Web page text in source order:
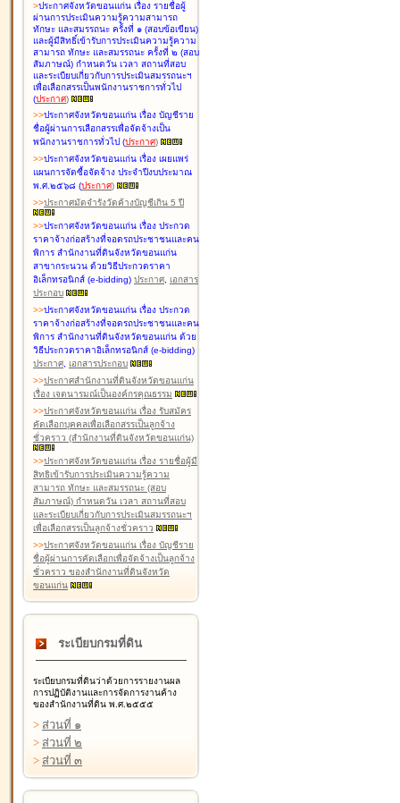
>ประกาศจังหวัดขอนแก่น เรื่อง รายชื่อผู้
ผ่านการประเมินความรู้ความสามารถ
ทักษะ และสมรรถนะ ครั้งที่ ๑ (สอบข้อเขียน)
และผู้มีสิทธิ์เข้ารับการประเมินความรู้ความ
สามารถ ทักษะ และสมรรถนะ ครั้งที่ ๒ (สอบ
สัมภาษณ์) กำหนดวัน เวลา สถานที่สอบ
และระเบียบเกี่ยวกับการประเมินสมรรถนะฯ
เพื่อเลือกสรรเป็นพนักงานราชการทั่วไป
(ประกาศ)
>>ประกาศจังหวัดขอนแก่น เรื่อง บัญชีราย
ชื่อผู้ผ่านการเลือกสรรเพื่อจัดจ้างเป็น
พนักงานราชการทั่วไป (ประกาศ)
>>ประกาศจังหวัดขอนแก่น เรื่อง เผยแพร่
แผนการจัดซื้อจัดจ้าง ประจำปีงบประมาณ
พ.ศ.๒๕๖๘ (ประกาศ)
>>ประกาศมัดจำรังวัดค้างบัญชีเกิน 5 ปี
>>ประกาศจังหวัดขอนแก่น เรื่อง ประกวด
ราคาจ้างก่อสร้างที่จอดรถประชาชนและคน
พิการ สำนักงานที่ดินจังหวัดขอนแก่น
สาขากระนวน ด้วยวิธีประกวดราคา
อิเล็กทรอนิกส์ (e-bidding) ประกาศ, เอกสาร
ประกอบ
>>ประกาศจังหวัดขอนแก่น เรื่อง ประกวด
ราคาจ้างก่อสร้างที่จอดรถประชาชนและคน
พิการ สำนักงานที่ดินจังหวัดขอนแก่น ด้วย
วิธีประกวดราคาอิเล็กทรอนิกส์ (e-bidding)
ประกาศ, เอกสารประกอบ
>>ประกาศสำนักงานที่ดินจังหวัดขอนแก่น
เรื่อง เจตนารมณ์เป็นองค์กรคุณธรรม
>>ประกาศจังหวัดขอนแก่น เรื่อง รับสมัคร
คัดเลือกบุคคลเพื่อเลือกสรรเป็นลูกจ้าง
ชั่วคราว (สำนักงานที่ดินจังหวัดขอนแก่น)
>>ประกาศจังหวัดขอนแก่น เรื่อง รายชื่อผู้มี
สิทธิเข้ารับการประเมินความรู้ความ
สามารถ ทักษะ และสมรรถนะ (สอบ
สัมภาษณ์) กำหนดวัน เวลา สถานที่สอบ
และระเบียบเกี่ยวกับการประเมินสมรรถนะฯ
เพื่อเลือกสรรเป็นลูกจ้างชั่วคราว
>>ประกาศจังหวัดขอนแก่น เรื่อง บัญชีราย
ชื่อผู้ผ่านการคัดเลือกเพื่อจัดจ้างเป็นลูกจ้าง
ชั่วคราว ของสำนักงานที่ดินจังหวัด
ขอนแก่น
ระเบียบกรมที่ดิน
ระเบียบกรมที่ดินว่าด้วยการรายงานผล
การปฏิบัติงานและการจัดการงานค้าง
ของสำนักงานที่ดิน พ.ศ.๒๕๕๕
> ส่วนที่ ๑
> ส่วนที่ ๒
> ส่วนที่ ๓